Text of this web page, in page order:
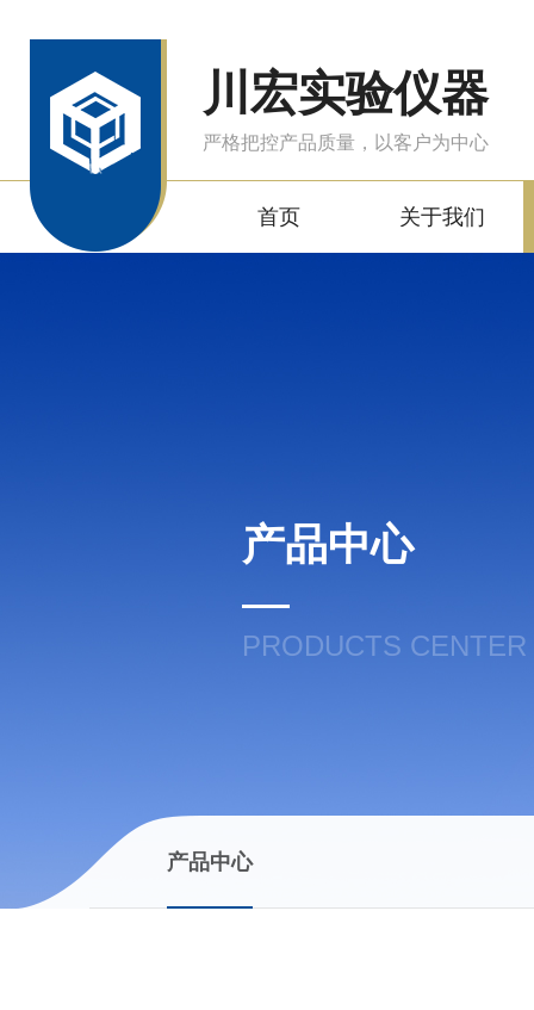
川宏实验仪器
严格把控产品质量，以客户为中心
首页 关于我们
产品中心
PRODUCTS CENTER
产品中心